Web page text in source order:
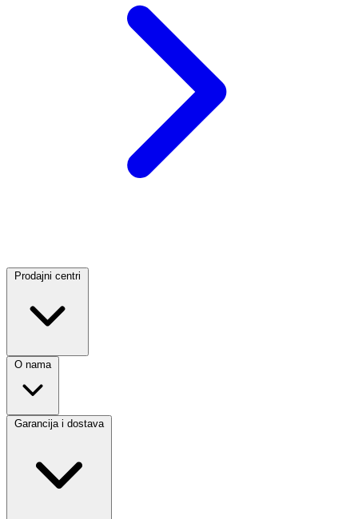
Prodajni centri
O nama
Garancija i dostava